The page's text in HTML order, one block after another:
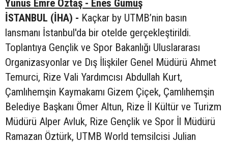
Yunus Emre Öztaş - Enes Gümüş
İSTANBUL (İHA) - Kaçkar by UTMB’nin basın
lansmanı İstanbul'da bir otelde gerçekleştirildi.
Toplantıya Gençlik ve Spor Bakanlığı Uluslararası
Organizasyonlar ve Dış İlişkiler Genel Müdürü Ahmet
Temurci, Rize Vali Yardımcısı Abdullah Kurt,
Çamlıhemşin Kaymakamı Gizem Çiçek, Çamlıhemşin
Belediye Başkanı Ömer Altun, Rize İl Kültür ve Turizm
Müdürü Alper Avluk, Rize Gençlik ve Spor İl Müdürü
Ramazan Öztürk, UTMB World temsilcisi Julian